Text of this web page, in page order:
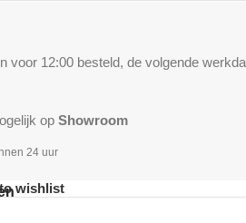
voor 12:00 besteld, de volgende
opShowroom
24 uur
wishlist